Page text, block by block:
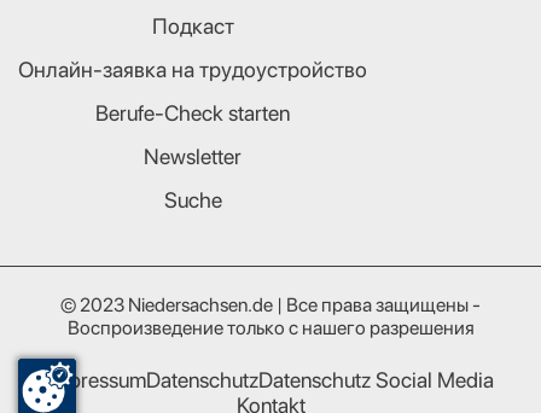
Подкаст
Онлайн-заявка на трудоустройство
Berufe-Check starten
Newsletter
Suche
© 2023 Niedersachsen.de | Все права защищены -
Воспроизведение только с нашего разрешения
ImpressumDatenschutzDatenschutz Social Media
Kontakt